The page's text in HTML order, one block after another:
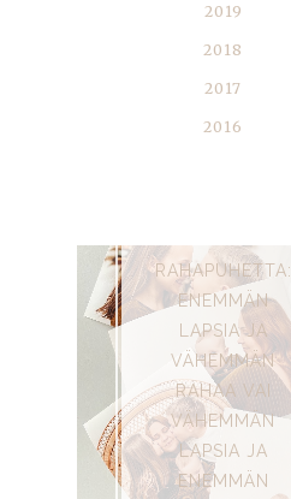
2019
2018
2017
2016
RAHAPUHETTA:
ENEMMÄN
LAPSIA JA
VÄHEMMÄN
RAHAA VAI
VÄHEMMÄN
LAPSIA JA
ENEMMÄN